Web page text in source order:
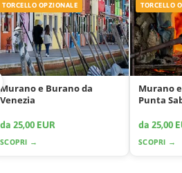
TORCELLO OPZIONALE
Murano e Burano da
Venezia
da 25,00 EUR
SCOPRI →
TORCELLO
Murano
Punta
da 25,00
SCOPRI →